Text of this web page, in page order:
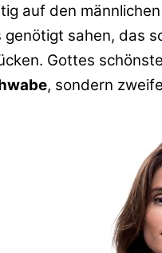
auf den
genötigt sahen, das
Gottes
, sondern